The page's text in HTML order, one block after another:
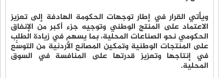
ويأتي القرار في إطار توجهات الحكومة الهادفة إلى تعزيز
الاعتماد على المنتج الوطني وتوجيه جزء أكبر من الإنفاق
الحكومي نحو الصناعات المحلية، بما يسهم في زيادة الطلب
على المنتجات الوطنية وتمكين المصانع الأردنية من التوسُّع
في إنتاجها وتعزيز قدرتها على المنافسة في السوق
المحلية.